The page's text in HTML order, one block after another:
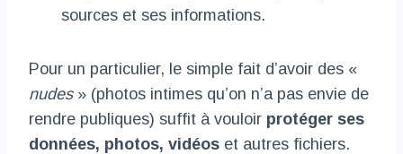
sources et ses informations.
Pour un particulier, le simple fait d’avoir des «
nudes » (photos intimes qu’on n’a pas envie de
rendre publiques) suffit à vouloir protéger ses
données, photos, vidéos et autres fichiers.